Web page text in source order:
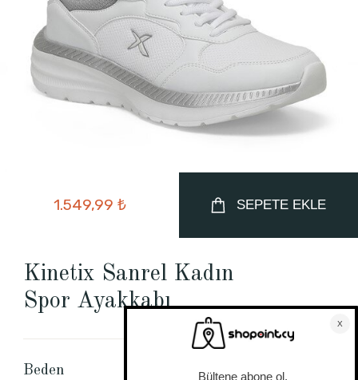
1.549,99 ₺ SEPETE EKLE
Kinetix Sanrel Kadın
Spor Ayakkabı
Beden Beden Tablosu